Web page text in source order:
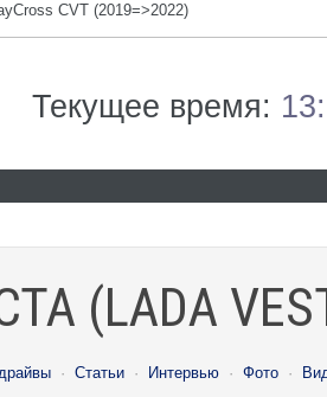
CVT (2019=>2022)
Текущее время:
(LADA
· Статьи · Интервью · Фото ·